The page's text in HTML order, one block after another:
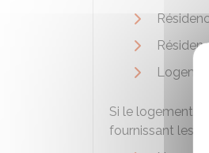
Si le logement
fournissant les